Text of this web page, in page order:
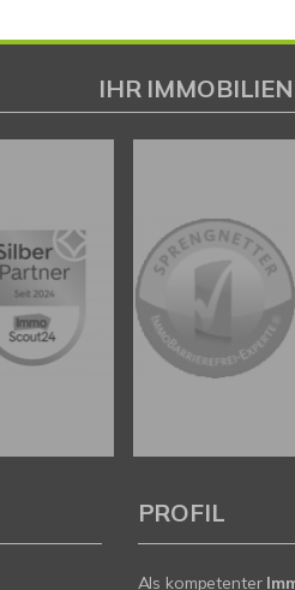
IHR
PROFIL
Als kompetenter